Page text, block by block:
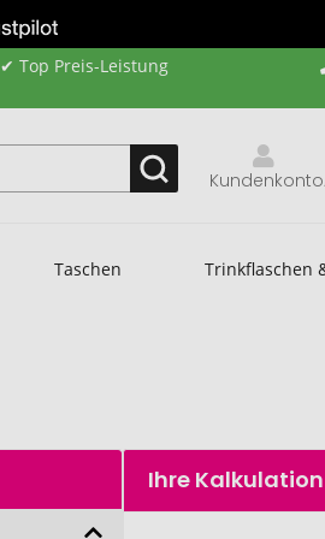
✔ Top Preis-Leistung
Kundenkonto
Taschen Trinkflaschen
Ihre Kalkulation